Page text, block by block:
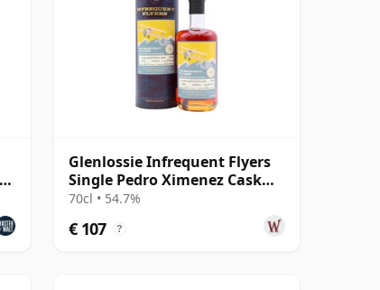
Glenlossie Infrequent Flyers
Single Pedro Ximenez Cask
#9096 2009 16 jaar oud
70cl • 54.7%
€ 107 ?